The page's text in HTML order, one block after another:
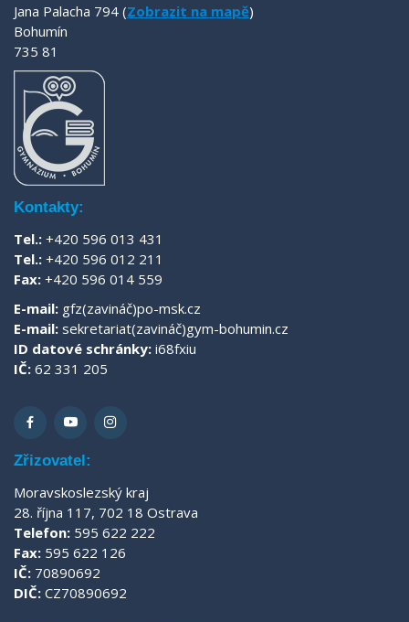
Jana Palacha 794 (Zobrazit na mapě)
Bohumín
735 81
Kontakty:
Tel.: +420 596 013 431
Tel.: +420 596 012 211
Fax: +420 596 014 559
E-mail: gfz(zavináč)po-msk.cz
E-mail: sekretariat(zavináč)gym-bohumin.cz
ID datové schránky: i68fxiu
IČ: 62 331 205
Zřizovatel:
Moravskoslezský kraj
28. října 117, 702 18 Ostrava
Telefon: 595 622 222
Fax: 595 622 126
IČ: 70890692
DIČ: CZ70890692